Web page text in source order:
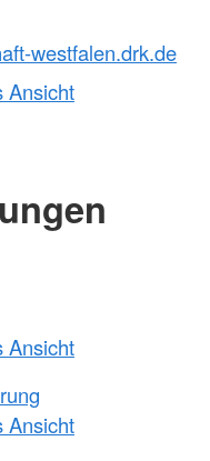
westfalen.drk.de
Ansicht
Ansicht
Ansicht